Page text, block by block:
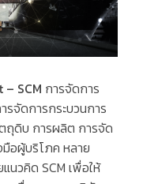
SCM การจัดการ
จัดการกระบวนการ
ถุดิบ การผลิต การจัด
อผู้บริโภค หลาย
นวคิด SCM เพื่อให้